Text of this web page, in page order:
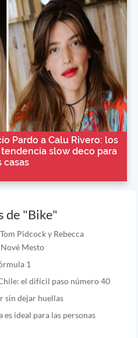
Pardo a Calu Rivero: los
slow deco para
casas
de "Bike"
Pidcock y Rebecca
Mesto
1
el difícil paso número 40
sin dejar huellas
ideal para las personas